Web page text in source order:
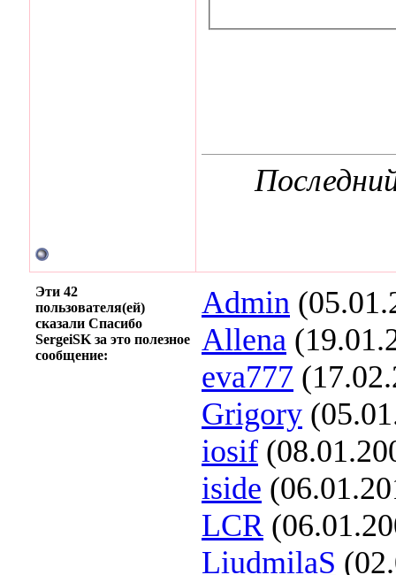
Эти 42
пользователя(ей)
сказали Спасибо
SergeiSK за это полезное
сообщение:
Admin
Allena
eva777
Grigory
iosif
iside
LCR
LiudmilaS